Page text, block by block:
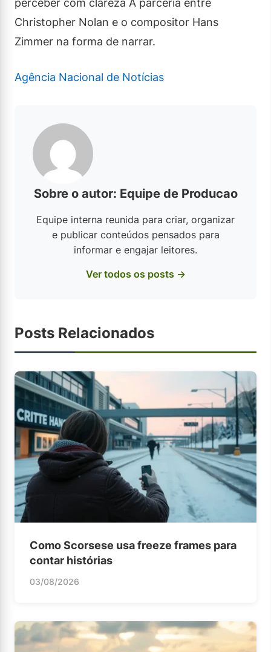
perceber com clareza A parceria entre
Christopher Nolan e o compositor Hans
Zimmer na forma de narrar.
Agência Nacional de Notícias
Sobre o autor: Equipe de Producao
Equipe interna reunida para criar, organizar
e publicar conteúdos pensados para
informar e engajar leitores.
Ver todos os posts →
Posts Relacionados
Como Scorsese usa freeze frames para
contar histórias
03/08/2026